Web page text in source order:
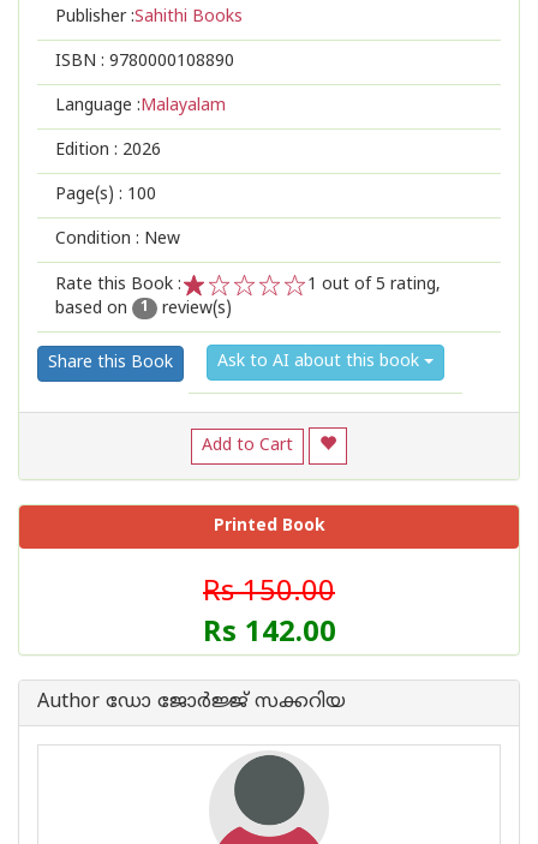
Publisher :Sahithi Books
ISBN : 9780000108890
Language :Malayalam
Edition : 2026
Page(s) : 100
Condition : New
Rate this Book :
2
1
1 out of 5 rating,
based on
1 review(s)
Share this Book Ask to AI about this book
Add to Cart
Printed Book
Rs 150.00
Rs 142.00
Author ഡോ ജോര്‍ജ്ജ് സക്കറിയ